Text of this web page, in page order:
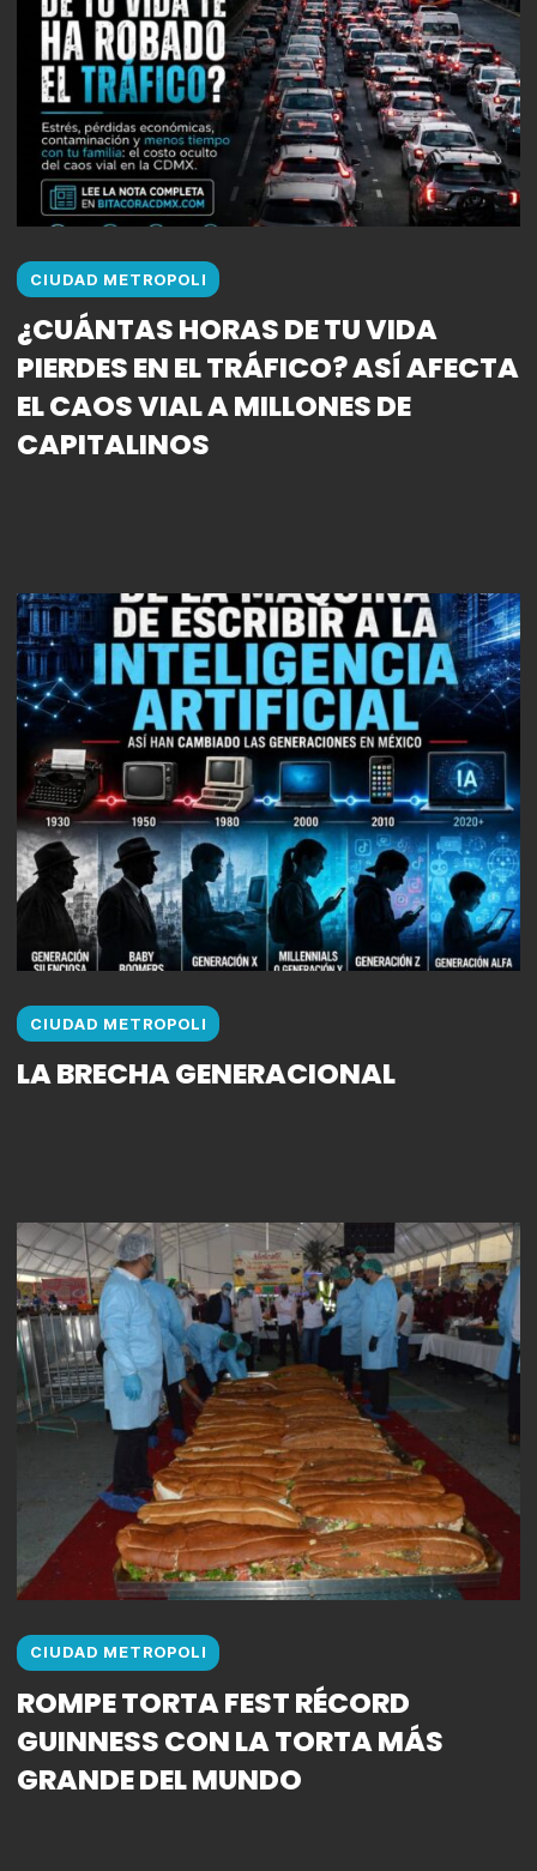
CIUDAD METROPOLI
¿CUÁNTAS HORAS DE TU VIDA
PIERDES EN EL TRÁFICO? ASÍ AFECTA
EL CAOS VIAL A MILLONES DE
CAPITALINOS
CIUDAD METROPOLI
LA BRECHA GENERACIONAL
CIUDAD METROPOLI
ROMPE TORTA FEST RÉCORD
GUINNESS CON LA TORTA MÁS
GRANDE DEL MUNDO